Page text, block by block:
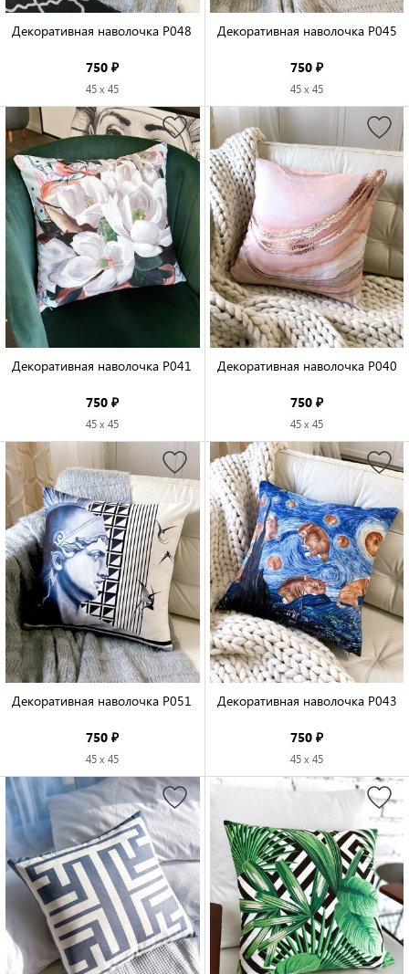
Декоративная наволочка P048
750 ₽
45 x 45
Декоративная наволочка P045
750 ₽
45 x 45
Декоративная наволочка P041
750 ₽
45 x 45
Декоративная наволочка P040
750 ₽
45 x 45
Декоративная наволочка P051
750 ₽
45 x 45
Декоративная наволочка P043
750 ₽
45 x 45